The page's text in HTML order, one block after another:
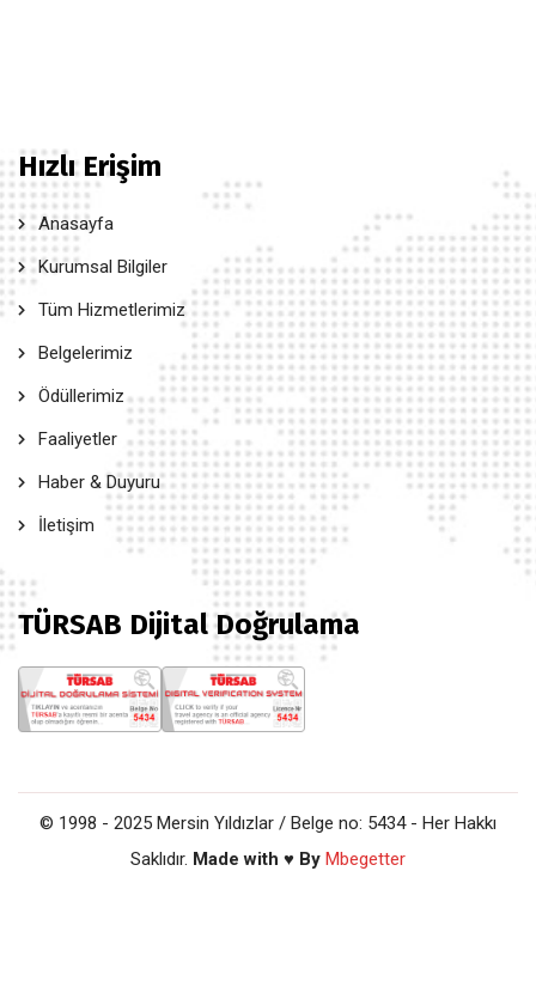
Hızlı Erişim
Anasayfa
Kurumsal Bilgiler
Tüm Hizmetlerimiz
Belgelerimiz
Ödüllerimiz
Faaliyetler
Haber & Duyuru
İletişim
TÜRSAB Dijital Doğrulama
© 1998 - 2025 Mersin Yıldızlar / Belge no: 5434 - Her Hakkı
Saklıdır. Made with ♥ By Mbegetter